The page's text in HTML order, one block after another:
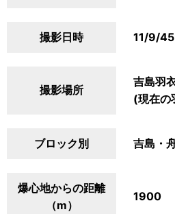
撮影日時 11/9/45
撮影場所
吉島羽
(現在の
ブロック別 吉島・
爆心地からの距離
（m）
1900